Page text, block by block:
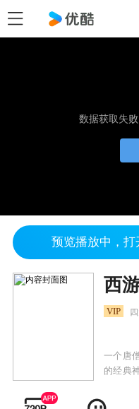
数据获取失
预览播放中，打
VIP
一个唐
的经典
记》，